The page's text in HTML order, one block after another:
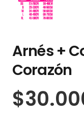
Arnés +
Corazón
$